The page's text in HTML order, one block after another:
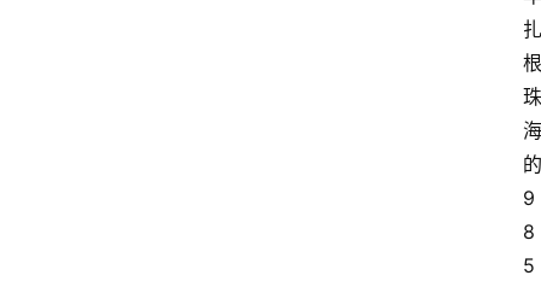
扎
根
珠
海
的
9
8
5